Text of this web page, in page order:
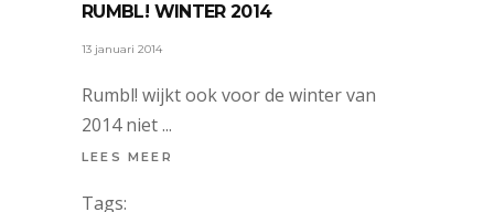
RUMBL! WINTER 2014
13 januari 2014
Rumbl! wijkt ook voor de winter van
2014 niet
LEES MEER
Tags: